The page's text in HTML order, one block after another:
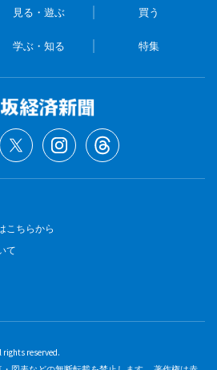
見る・遊ぶ 買う
学ぶ・知る 特集
こちらから
て
reserved.